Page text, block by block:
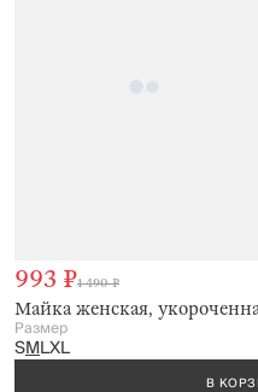
Майка женская,
993 ₽1 490 ₽
Размер
SMLXL
В